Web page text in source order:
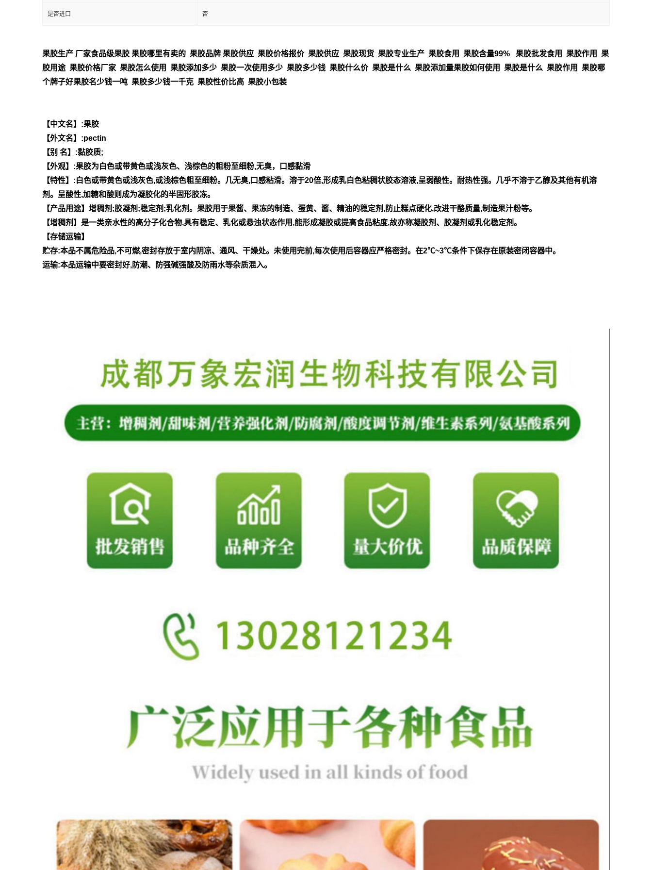
是否进口 否
果胶生产 厂家食品级果胶 果胶哪里有卖的 果胶品牌 果胶供应 果胶价格报价 果胶供应 果胶现货 果胶专业生产 果胶食用 果胶含量99% 果胶批发食用 果胶作用 果
胶用途 果胶价格厂家 果胶怎么使用 果胶添加多少 果胶一次使用多少 果胶多少钱 果胶什么价 果胶是什么 果胶添加量果胶如何使用 果胶是什么 果胶作用 果胶哪
个牌子好果胶名少钱一吨 果胶多少钱一千克 果胶性价比高 果胶小包装
【中文名】:果胶
【外文名】:pectin
【别 名】:黏胶质;
【外观】:果胶为白色或带黄色或浅灰色、浅棕色的粗粉至细粉,无臭，口感黏滑
【特性】:白色或带黄色或浅灰色,或浅棕色粗至细粉。几无臭,口感粘滑。溶于20倍,形成乳白色粘稠状胶态溶液,呈弱酸性。耐热性强。几乎不溶于乙醇及其他有机溶
剂。呈酸性,加糖和酸则成为凝胶化的半固形胶冻。
【产品用途】增稠剂;胶凝剂;稳定剂;乳化剂。果胶用于果酱、果冻的制造、蛋黄、酱、精油的稳定剂,防止糕点硬化,改进干酪质量,制造果汁粉等。
【增稠剂】是一类亲水性的高分子化合物,具有稳定、乳化或悬浊状态作用,能形成凝胶或提高食品粘度,故亦称凝胶剂、胶凝剂或乳化稳定剂。
【存储运输】
贮存:本品不属危险品,不可燃,密封存放于室内阴凉、通风、干燥处。未使用完前,每次使用后容器应严格密封。在2℃~3℃条件下保存在原装密闭容器中。
运输:本品运输中要密封好,防潮、防强碱强酸及防雨水等杂质混入。